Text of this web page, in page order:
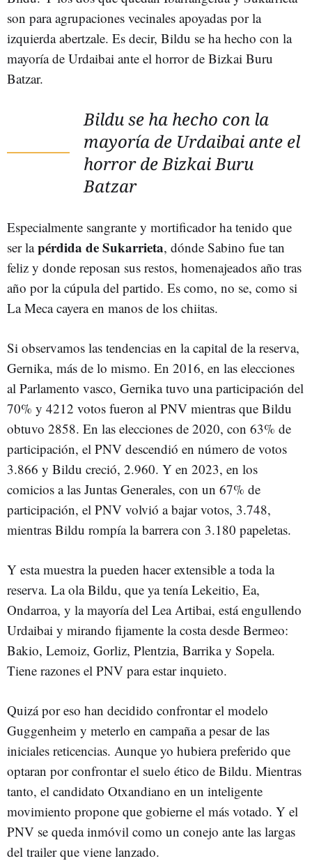
son para agrupaciones vecinales apoyadas por la
izquierda abertzale. Es decir, Bildu se ha hecho con la
mayoría de Urdaibai ante el horror de Bizkai Buru
Batzar.
Bildu se ha hecho con la
mayoría de Urdaibai ante el
horror de Bizkai Buru
Batzar
Especialmente sangrante y mortificador ha tenido que
ser lapérdida de Sukarrieta, dónde Sabino fue tan
feliz y donde reposan sus restos, homenajeados año tras
año por la cúpula del partido. Es como, no se, como si
La Meca cayera en manos de los chiitas.
Si observamos las tendencias en la capital de la reserva,
Gernika, más de lo mismo. En 2016, en las elecciones
al Parlamento vasco, Gernika tuvo una participación del
70% y 4212 votos fueron al PNV mientras que Bildu
obtuvo 2858. En las elecciones de 2020, con 63% de
participación, el PNV descendió en número de votos
3.866 y Bildu creció, 2.960. Y en 2023, en los
comicios a las Juntas Generales, con un 67% de
participación, el PNV volvió a bajar votos, 3.748,
mientras Bildu rompía la barrera con 3.180 papeletas.
Y esta muestra la pueden hacer extensible a toda la
reserva. La ola Bildu, que ya tenía Lekeitio, Ea,
Ondarroa, y la mayoría del Lea Artibai, está engullendo
Urdaibai y mirando fijamente la costa desde Bermeo:
Bakio, Lemoiz, Gorliz, Plentzia, Barrika y Sopela.
Tiene razones el PNV para estar inquieto.
Quizá por eso han decidido confrontar el modelo
Guggenheim y meterlo en campaña a pesar de las
iniciales reticencias. Aunque yo hubiera preferido que
optaran por confrontar el suelo ético de Bildu. Mientras
tanto, el candidato Otxandiano en un inteligente
movimiento propone que gobierne el más votado. Y el
PNV se queda inmóvil como un conejo ante las largas
del trailer que viene lanzado.